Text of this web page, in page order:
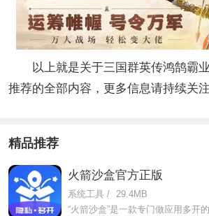
以上就是关于三国群英传鸿鹄霸
推荐的全部内容，更多信息请持续关
精品推荐
火箭沙盒官方正版
系统工具 /
29.4MB